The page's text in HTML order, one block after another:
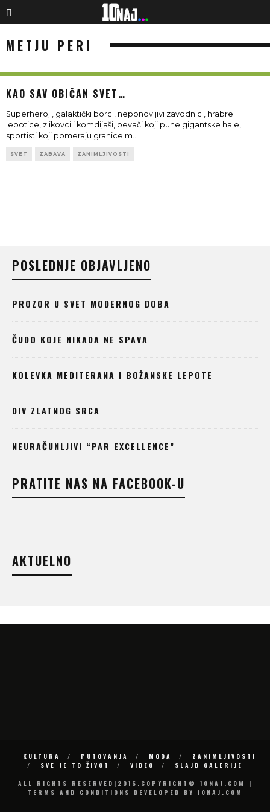
METJU PERI
KAO SAV OBIČAN SVET…
Superheroji, galaktički borci, neponovljivi zavodnici, hrabre
lepotice, zlikovci i komdijaši, pevači koji pune gigantske hale,
sportisti koji pomeraju granice m...
SVET ZABAVA ZANIMLJIVOSTI
POSLEDNJE OBJAVLJENO
PROZOR U SVET MODERNOG DOBA
ČUDO KOJE NIKADA NE SPAVA
KOLEVKA MEDITERANA I BOŽANSKE LEPOTE
DIV ZLATNOG SRCA
NEURAČUNLJIVI “PAR EXCELLENCE”
PRATITE NAS NA FACEBOOK-U
AKTUELNO
KULTURA PUTOVANJA MODA
ZANIMLJIVOSTI
SVE JE TO ŽIVOT
VIDEO
SLAJD GALERIJE
ALL RIGHTS RESERVED|2016.COPYRIGHT© 10NAJ.COM |
TERMS AND CONDITIONS DEVELOPED BY 10NAJ.COM